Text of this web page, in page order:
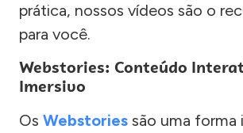
prática, nossos vídeos são o
para você.
Webstories: Conteúdo
Imersivo
Os Webstories são uma forma